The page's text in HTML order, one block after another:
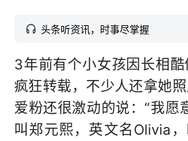
头条听资讯，时事尽掌握
3年前有个小女孩因长相
疯狂转载，不少人还拿她
爱粉还很激动的说：“我愿
叫郑元熙，英文名Olivia